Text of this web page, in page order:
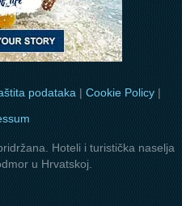
podataka| Cookie Policy|
Hoteli i turistička naselja
u Hrvatskoj.